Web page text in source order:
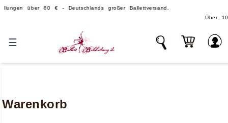
über 80 € - Deutschlands großer Ballettversand.
Über
☰
Warenkorb